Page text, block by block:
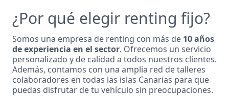
¿Por qué elegir renting fijo?
Somos una empresa de renting con más de 10 años
de experiencia en el sector. Ofrecemos un servicio
personalizado y de calidad a todos nuestros clientes.
Además, contamos con una amplia red de talleres
colaboradores en todas las islas Canarias para que
puedas disfrutar de tu vehículo sin preocupaciones.